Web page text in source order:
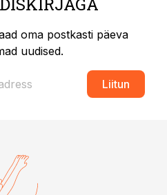
oma postkasti päeva
uudised.
Liitun